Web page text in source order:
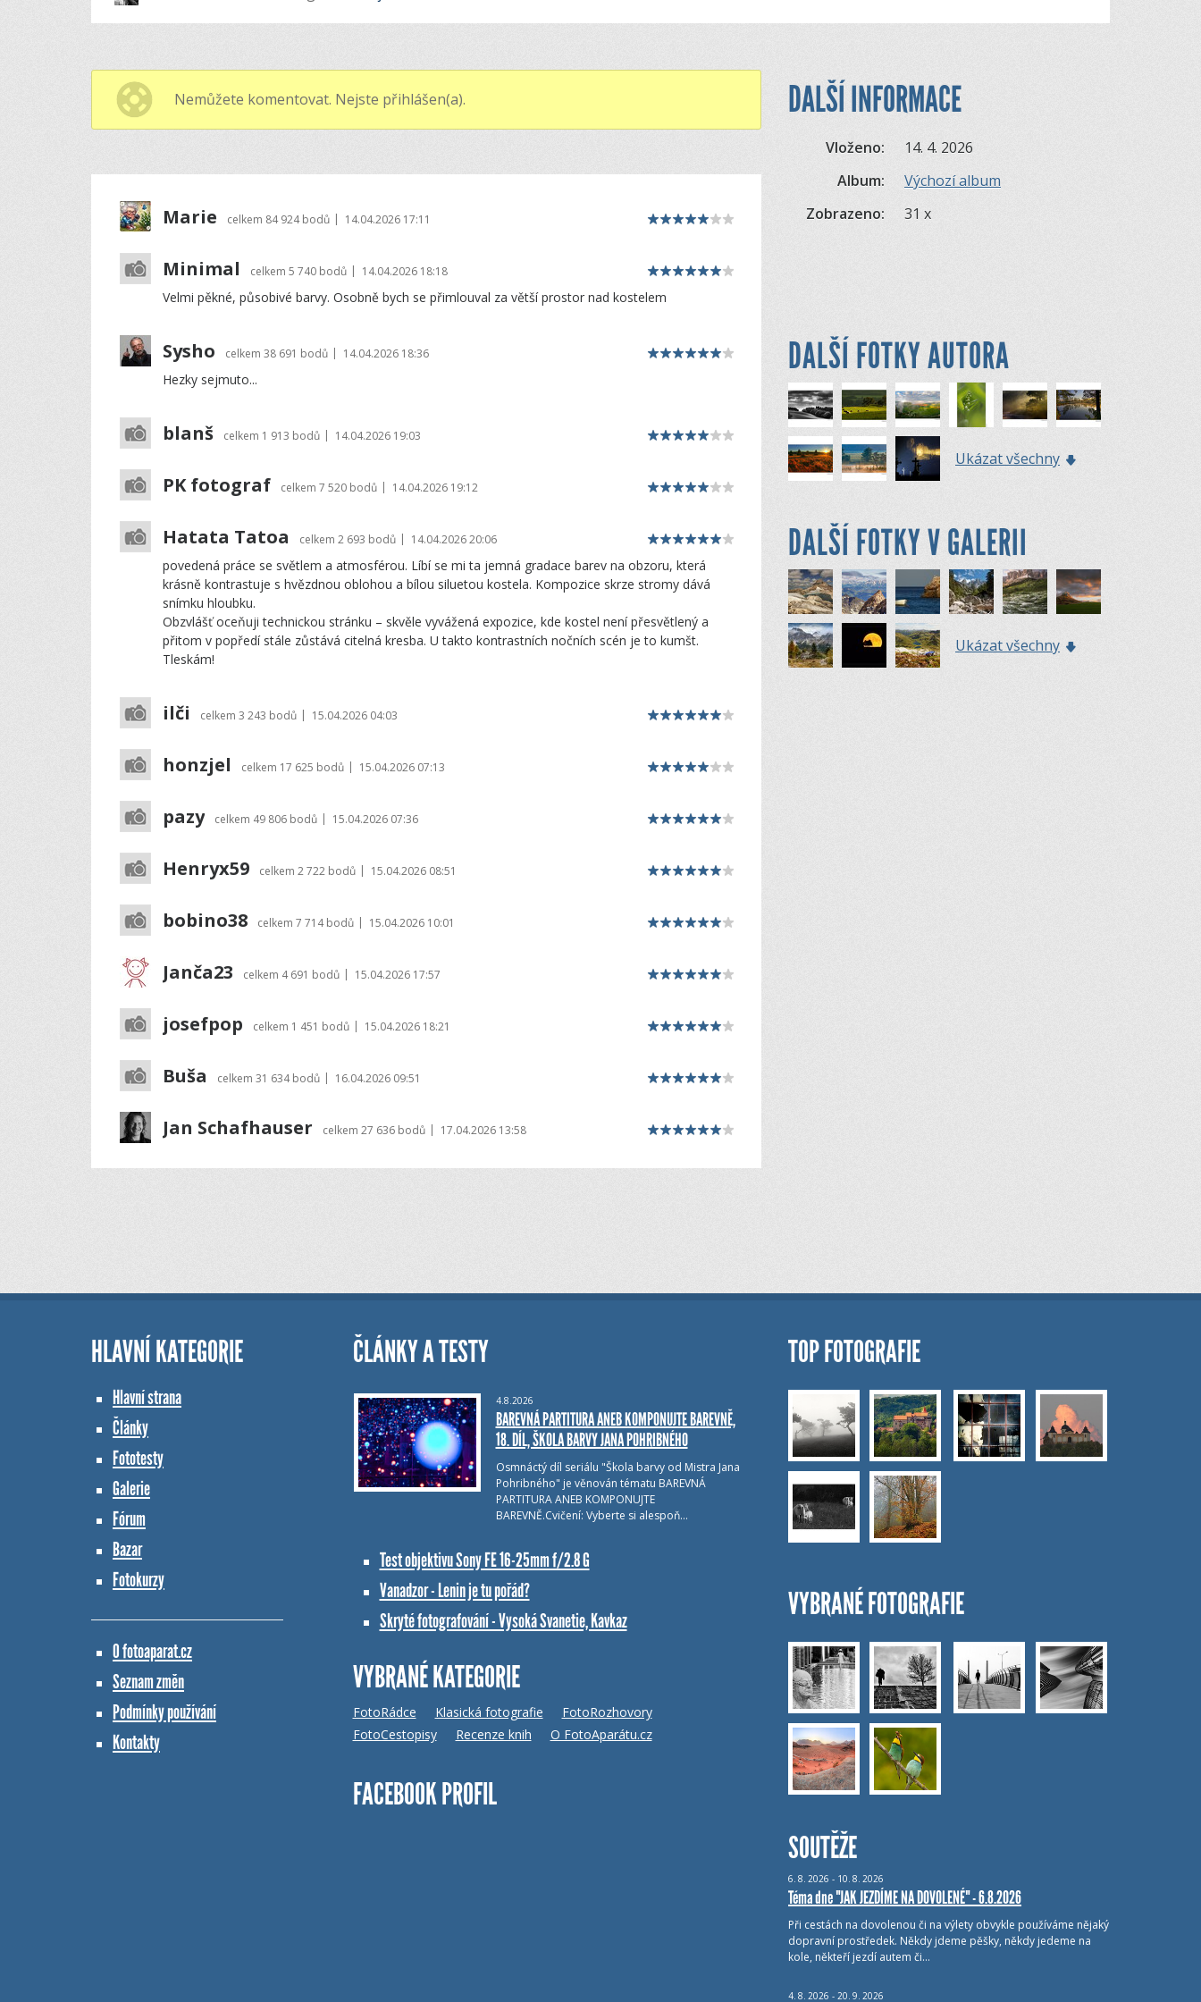
Nemůžete komentovat. Nejste přihlášen(a).
Marie celkem 84 924 bodů | 14.04.2026 17:11
Minimal celkem 5 740 bodů | 14.04.2026 18:18
Velmi pěkné, působivé barvy. Osobně bych se přimlouval za větší prostor nad kostelem
Sysho celkem 38 691 bodů | 14.04.2026 18:36
Hezky sejmuto...
blanš celkem 1 913 bodů | 14.04.2026 19:03
PK fotograf celkem 7 520 bodů | 14.04.2026 19:12
Hatata Tatoa celkem 2 693 bodů | 14.04.2026 20:06
povedená práce se světlem a atmosférou. Líbí se mi ta jemná gradace barev na obzoru, která
krásně kontrastuje s hvězdnou oblohou a bílou siluetou kostela. Kompozice skrze stromy dává
snímku hloubku.
Obzvlášť oceňuji technickou stránku – skvěle vyvážená expozice, kde kostel není přesvětlený a
přitom v popředí stále zůstává citelná kresba. U takto kontrastních nočních scén je to kumšt.
Tleskám!
ilči celkem 3 243 bodů | 15.04.2026 04:03
honzjel celkem 17 625 bodů | 15.04.2026 07:13
pazy celkem 49 806 bodů | 15.04.2026 07:36
Henryx59 celkem 2 722 bodů | 15.04.2026 08:51
bobino38 celkem 7 714 bodů | 15.04.2026 10:01
Janča23 celkem 4 691 bodů | 15.04.2026 17:57
josefpop celkem 1 451 bodů | 15.04.2026 18:21
Buša celkem 31 634 bodů | 16.04.2026 09:51
Jan Schafhauser celkem 27 636 bodů | 17.04.2026 13:58
DALŠÍ INFORMACE
Vloženo:
14. 4. 2026
Album:
Výchozí album
Zobrazeno:
31 x
DALŠÍ FOTKY AUTORA
Ukázat všechny
DALŠÍ FOTKY V GALERII
Ukázat všechny
HLAVNÍ KATEGORIE
Hlavní strana
Články
Fototesty
Galerie
Fórum
Bazar
Fotokurzy
O fotoaparat.cz
Seznam změn
Podmínky používání
Kontakty
ČLÁNKY A TESTY
4.8.2026
BAREVNÁ PARTITURA ANEB KOMPONUJTE BAREVNĚ,
18. DÍL, ŠKOLA BARVY JANA POHRIBNÉHO
Osmnáctý díl seriálu "Škola barvy od Mistra Jana
Pohribného" je věnován tématu BAREVNÁ
PARTITURA ANEB KOMPONUJTE
BAREVNĚ.Cvičení: Vyberte si alespoň…
Test objektivu Sony FE 16-25mm f/2.8 G
Vanadzor - Lenin je tu pořád?
Skryté fotografování - Vysoká Svanetie, Kavkaz
VYBRANÉ KATEGORIE
FotoRádce Klasická fotografie
FotoRozhovory
FotoCestopisy
Recenze knih O FotoAparátu.cz
FACEBOOK PROFIL
TOP FOTOGRAFIE
VYBRANÉ FOTOGRAFIE
SOUTĚŽE
6. 8. 2026 - 10. 8. 2026
Téma dne "JAK JEZDÍME NA DOVOLENÉ" - 6.8.2026
Při cestách na dovolenou či na výlety obvykle používáme nějaký
dopravní prostředek. Někdy jdeme pěšky, někdy jedeme na
kole, někteří jezdí autem či…
4. 8. 2026 - 20. 9. 2026